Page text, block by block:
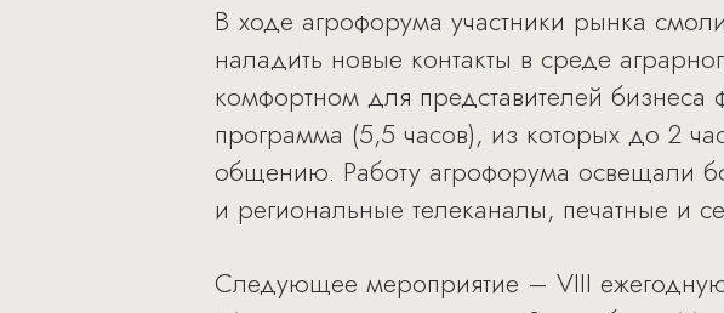
В ходе агрофорума участники рынка
наладить новые контакты в среде
комфортном для представителей
программа (5,5 часов), из которых до 2
общению. Работу агрофорума освещали
и региональные телеканалы, печатные и
Следующее мероприятие – VIII